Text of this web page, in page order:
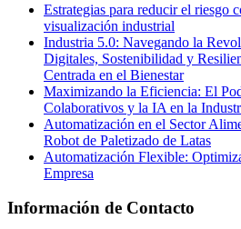
Estrategias para reducir el riesgo
visualización industrial
Industria 5.0: Navegando la
Digitales, Sostenibilidad y
Centrada en el Bienestar
Maximizando la Eficiencia: El
Colaborativos y la IA en la
Automatización en el Sector
Robot de Paletizado de Latas
Automatización Flexible:
Empresa
Información de Contacto